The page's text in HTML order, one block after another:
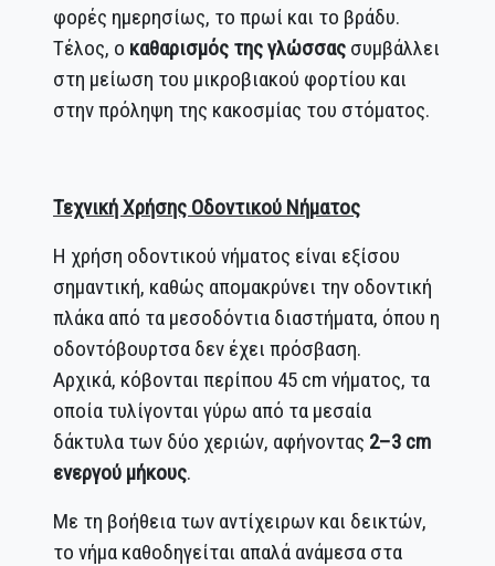
φορές ημερησίως, το πρωί και το βράδυ.
Τέλος, ο καθαρισμός της γλώσσας συμβάλλει
στη μείωση του μικροβιακού φορτίου και
στην πρόληψη της κακοσμίας του στόματος.
Τεχνική Χρήσης Οδοντικού Νήματος
Η χρήση οδοντικού νήματος είναι εξίσου
σημαντική, καθώς απομακρύνει την οδοντική
πλάκα από τα μεσοδόντια διαστήματα, όπου η
οδοντόβουρτσα δεν έχει πρόσβαση.
Αρχικά, κόβονται περίπου 45 cm νήματος, τα
οποία τυλίγονται γύρω από τα μεσαία
δάκτυλα των δύο χεριών, αφήνοντας 2–3 cm
ενεργού μήκους.
Με τη βοήθεια των αντίχειρων και δεικτών,
το νήμα καθοδηγείται απαλά ανάμεσα στα